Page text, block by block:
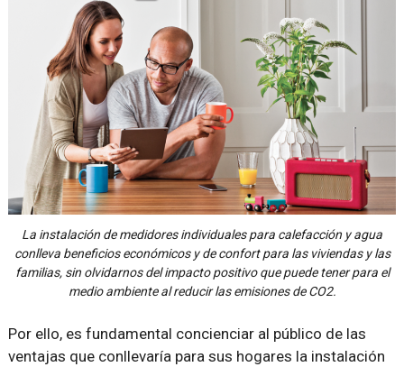
La instalación de medidores individuales para calefacción y agua
conlleva beneficios económicos y de confort para las viviendas y las
familias, sin olvidarnos del impacto positivo que puede tener para el
medio ambiente al reducir las emisiones de CO2.
Por ello, es fundamental concienciar al público de las
ventajas que conllevaría para sus hogares la instalación